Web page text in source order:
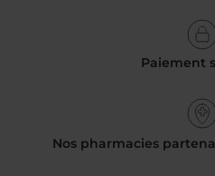
Paiement
Nos pharmacies